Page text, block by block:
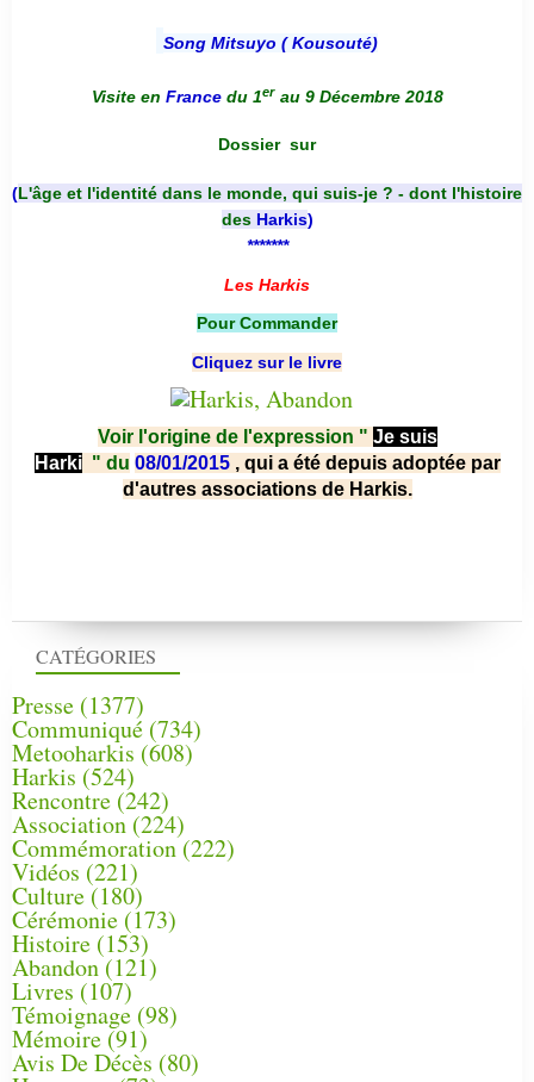
CATÉGORIES
Presse (1377)
Communiqué (734)
Metooharkis (608)
Harkis (524)
Rencontre (242)
Association (224)
Commémoration(222)
Vidéos (221)
Culture(180)
Cérémonie (173)
Histoire (153)
Abandon(121)
Livres (107)
Témoignage (98)
Mémoire (91)
Avis De Décès (80)
Song Mitsuyo ( Kousouté)
Visite en France du 1er au 9 Décembre 2018
Dossier sur
(L'âge et l'identité dans le monde, qui suis-je ? - dont l'histoire
des Harkis)
*******
Les Harkis
Pour Commander
Cliquez sur le livre
Voir l'origine de l'expression " Je suis
Harki " du 08/01/2015 , qui a été depuis adoptée par
d'autres associations de Harkis.